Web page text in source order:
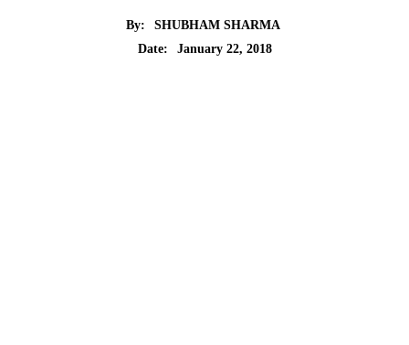
By:
SHUBHAM SHARMA
Date:
January 22, 2018